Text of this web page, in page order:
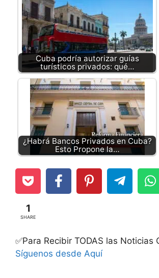
Cuba podría autorizar guías
turísticos privados: qué…
¿Habrá Bancos Privados en Cuba?
Esto Propone la…
1
SHARE
✅Para Recibir TODAS las Noticias
Síguenos desde Aquí